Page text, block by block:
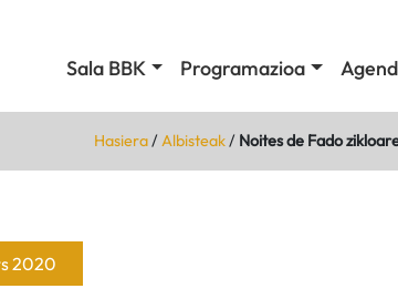
Sala BBK Programazioa
Hasiera/Albisteak/ Noites de Fado
2020